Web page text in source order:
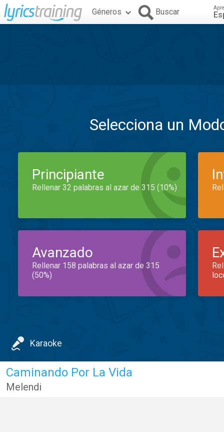
Géneros Buscar
Selecciona un
Principiante
Rellenar 32 palabras al azar de 315 (10%)
Avanzado
Rellenar 158 palabras al azar de 315
(50%)
Karaoke
Caminando Por La Vida
Melendi